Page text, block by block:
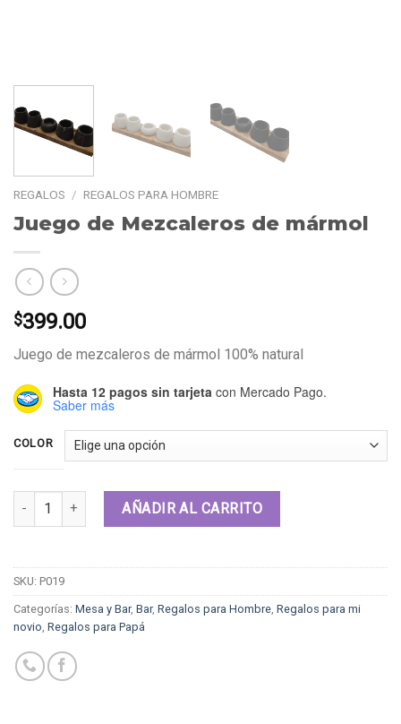
REGALOS / REGALOS PARA HOMBRE
Juego de Mezcaleros de mármol
$399.00
Juego de mezcaleros de mármol 100% natural
Hasta 12 pagos sin tarjeta con Mercado Pago.
Saber más
COLOR
Cantidad AÑADIR AL CARRITO
SKU: P019
Categorías: Mesa y Bar, Bar, Regalos para Hombre Regalos para mi
novio Regalos para Papá